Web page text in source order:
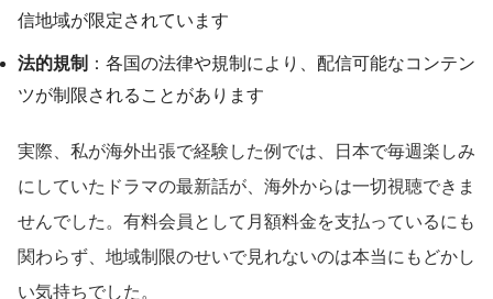
信地域が限定されています
法的規制 ：各国の法律や規制により、配信可能なコンテン
ツが制限されることがあります
実際、私が海外出張で経験した例では、日本で毎週楽しみ
にしていたドラマの最新話が、海外からは一切視聴できま
せんでした。有料会員として月額料金を支払っているにも
関わらず、地域制限のせいで見れないのは本当にもどかし
い気持ちでした。